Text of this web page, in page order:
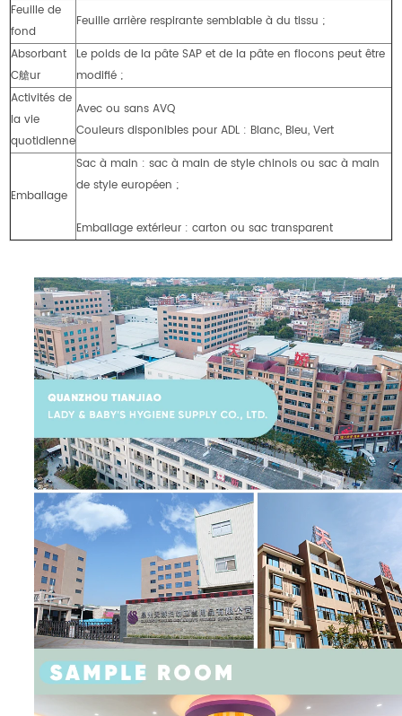
Feuille de
fond
Feuille arrière respirante semblable à du tissu ;
Absorbant
C艙ur
Le poids de la pâte SAP et de la pâte en flocons peut être
modifié ;
Activités de
la vie
quotidienne
Avec ou sans AVQ
Couleurs disponibles pour ADL : Blanc, Bleu, Vert
Emballage
Sac à main : sac à main de style chinois ou sac à main
de style européen ;
Emballage extérieur : carton ou sac transparent